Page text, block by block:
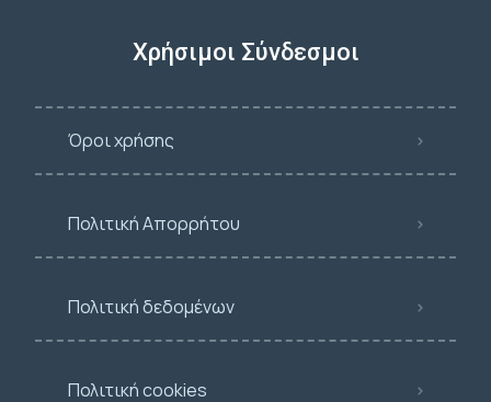
Χρήσιμοι Σύνδεσμοι
Όροι χρήσης
Πολιτική Απορρήτου
Πολιτική δεδομένων
Πολιτική cookies